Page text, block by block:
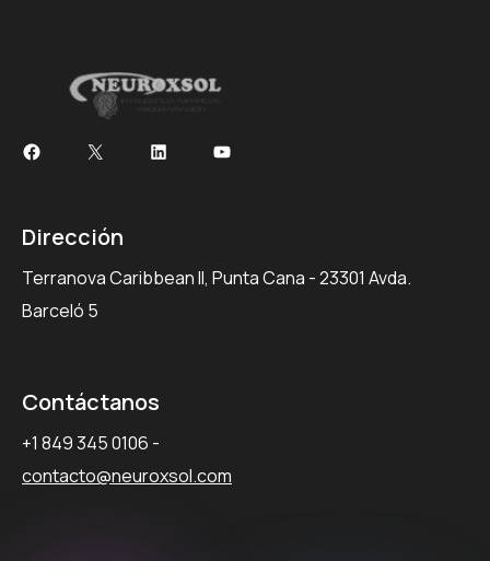
Dirección
Terranova Caribbean II, Punta Cana - 23301 Avda.
Barceló 5
Contáctanos
+1 849 345 0106 -
contacto@neuroxsol.com